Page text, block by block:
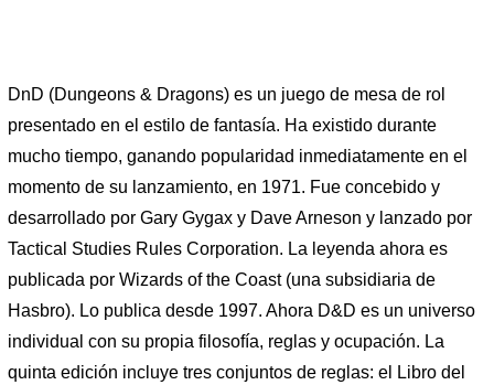
DnD (Dungeons & Dragons) es un juego de mesa de rol
presentado en el estilo de fantasía. Ha existido durante
mucho tiempo, ganando popularidad inmediatamente en el
momento de su lanzamiento, en 1971. Fue concebido y
desarrollado por Gary Gygax y Dave Arneson y lanzado por
Tactical Studies Rules Corporation. La leyenda ahora es
publicada por Wizards of the Coast (una subsidiaria de
Hasbro). Lo publica desde 1997. Ahora D&D es un universo
individual con su propia filosofía, reglas y ocupación. La
quinta edición incluye tres conjuntos de reglas: el Libro del